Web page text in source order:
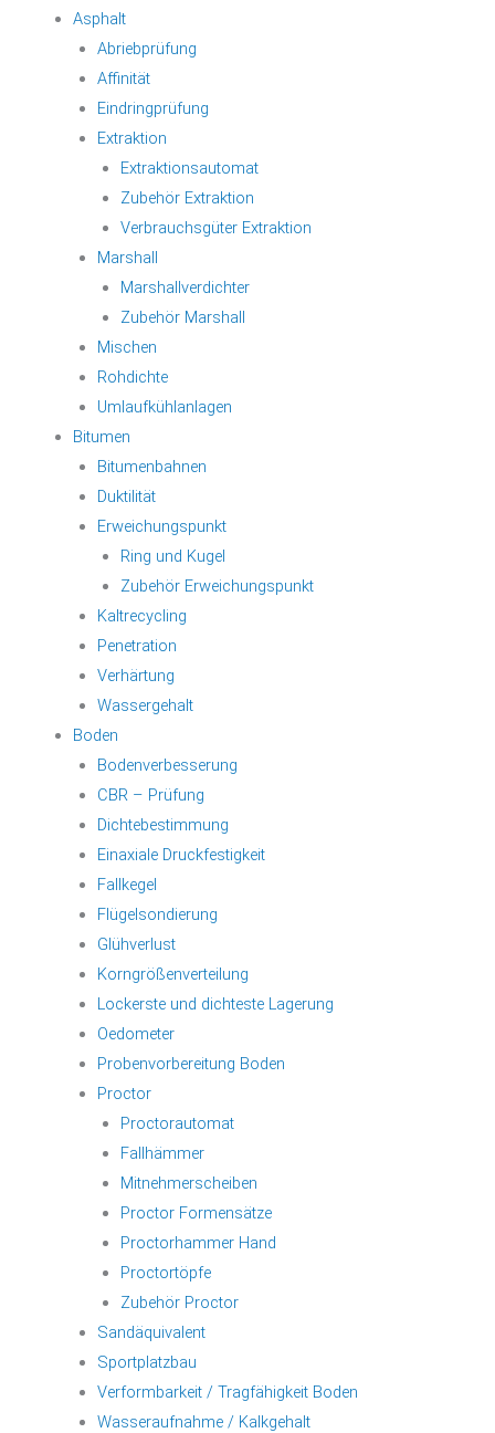
Asphalt
Abriebprüfung
Affinität
Eindringprüfung
Extraktion
Extraktionsautomat
Zubehör Extraktion
Verbrauchsgüter Extraktion
Marshall
Marshallverdichter
Zubehör Marshall
Mischen
Rohdichte
Umlaufkühlanlagen
Bitumen
Bitumenbahnen
Duktilität
Erweichungspunkt
Ring und Kugel
Zubehör Erweichungspunkt
Kaltrecycling
Penetration
Verhärtung
Wassergehalt
Boden
Bodenverbesserung
CBR – Prüfung
Dichtebestimmung
Einaxiale Druckfestigkeit
Fallkegel
Flügelsondierung
Glühverlust
Korngrößenverteilung
Lockerste und dichteste Lagerung
Oedometer
Probenvorbereitung Boden
Proctor
Proctorautomat
Fallhämmer
Mitnehmerscheiben
Proctor Formensätze
Proctorhammer Hand
Proctortöpfe
Zubehör Proctor
Sandäquivalent
Sportplatzbau
Verformbarkeit / Tragfähigkeit Boden
Wasseraufnahme / Kalkgehalt